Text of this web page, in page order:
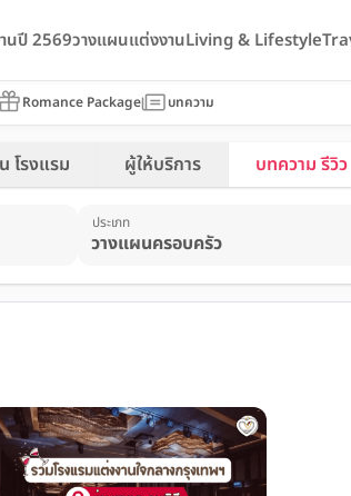
นปี 2569วางแผนแต่งงานLiving & Lifestyle
Romance Package บทความ
โรงแรม ผู้ให้บริการ บทความ รีวิว
ประเภท